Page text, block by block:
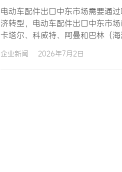
电动车配件出口中东市场需要通
济转型，电动车配件出口中东市
卡塔尔、科威特、阿曼和巴林（
GCC认证体系、沙特SASO认证
企业新闻 2026年7月2日